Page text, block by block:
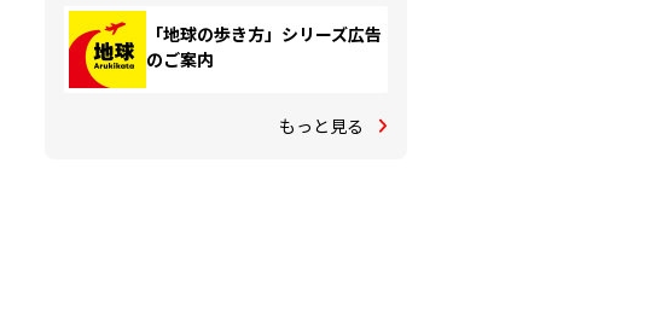
「地球の歩き方」シリーズ広告
のご案内
もっと見る